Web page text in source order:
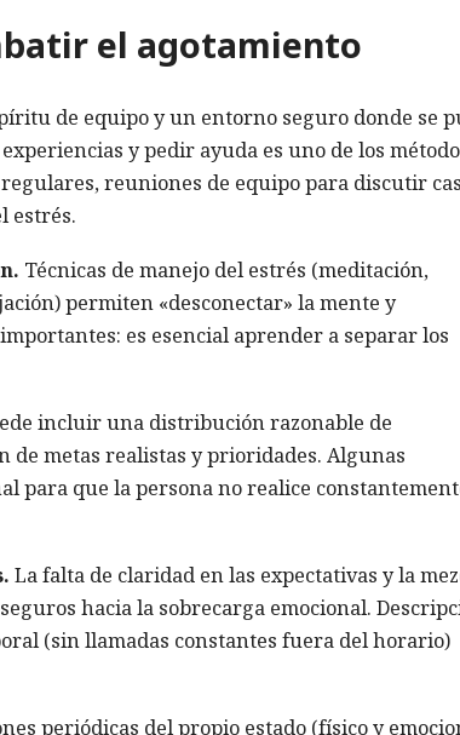
el agotamiento
de equipo y un entorno seguro donde se
y pedir ayuda es uno de los
reuniones de equipo para discutir
estrés.
Técnicas de manejo del estrés (meditación,
permiten «desconectar» la mente y
es esencial aprender a separar los
incluir una distribución razonable de
metas realistas y prioridades. Algunas
para que la persona no realice
La falta de claridad en las expectativas y la
hacia la sobrecarga emocional.
(sin llamadas constantes fuera del horario)
periódicas del propio estado (físico y